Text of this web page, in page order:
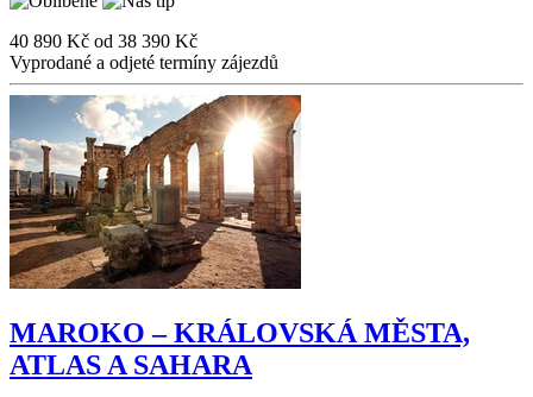
40 890 Kč od 38 390 Kč
Vyprodané a odjeté termíny zájezdů
MAROKO – KRÁLOVSKÁ MĚSTA,
ATLAS A SAHARA